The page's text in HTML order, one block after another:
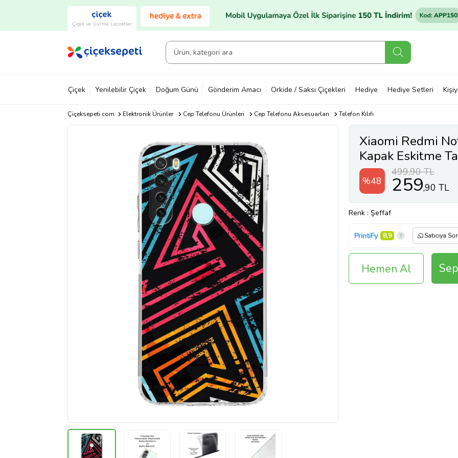
Çiçek ve Gurme Lezzetler
Çiçek Yenilebilir Çiçek Doğum Günü Gönderim Amacı Orkide / Saksı Çiçekleri Hediye Hediye Setleri
Çiçeksepeti.com Elektronik Ürünler Cep Telefonu Ürünleri Cep Telefonu Aksesuarları Telefon Kılıfı
Xiaomi Redmi
Kapak Eskitme
%48
499,90 TL
259,90 TL
Renk : Şeffaf
PrintiFy 8,9 Satıcıya Sor
Hemen Al